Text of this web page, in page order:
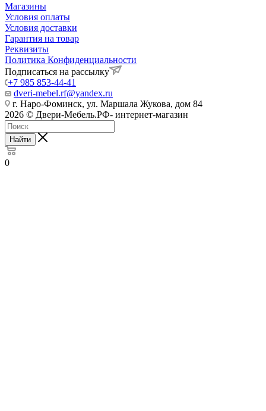
Магазины
Условия оплаты
Условия доставки
Гарантия на товар
Реквизиты
Политика Конфиденциальности
Подписаться на рассылку
+7 985 853-44-41
dveri-mebel.rf@yandex.ru
г. Наро-Фоминск, ул. Маршала Жукова, дом 84
2026 © Двери-Мебель.РФ- интернет-магазин
Найти
0